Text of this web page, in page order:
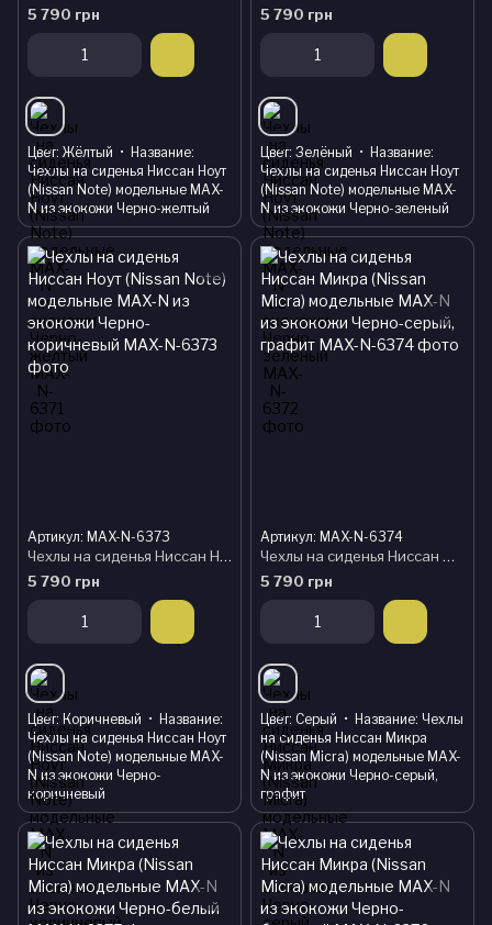
5 790 грн
Цвет Жёлтый
Название
Чехлы на сиденья Ниссан Ноут
(Nissan Note) модельные MAX-
N из экокожи Черно-желтый
5 790 грн
Цвет Зелёный
Название
Чехлы на сиденья Ниссан Ноут
(Nissan Note) модельные MAX-
N из экокожи Черно-зеленый
Артикул: MAX-N-6373
Чехлы на сиденья Ниссан Ноут (Nissan Note) модельные MAX-N из экокожи Черно-коричневый
5 790 грн
Цвет Коричневый
Название
Чехлы на сиденья Ниссан Ноут
(Nissan Note) модельные MAX-
N из экокожи Черно-
коричневый
Артикул: MAX-N-6374
Чехлы на сиденья Ниссан Микра (Nissan Micra) модельные MAX-N из экокожи Черно-серый, графит
5 790 грн
Цвет Серый Название Чехлы
на сиденья Ниссан Микра
(Nissan Micra) модельные MAX-
N из экокожи Черно-серый,
графит